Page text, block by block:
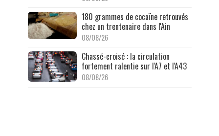
180 grammes de cocaïne retrouvés
chez un trentenaire dans l'Ain
08/08/26
Chassé-croisé : la circulation
fortement ralentie sur l'A7 et l'A43
08/08/26